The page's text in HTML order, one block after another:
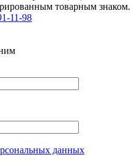
товарным знаком.
11-98
данных